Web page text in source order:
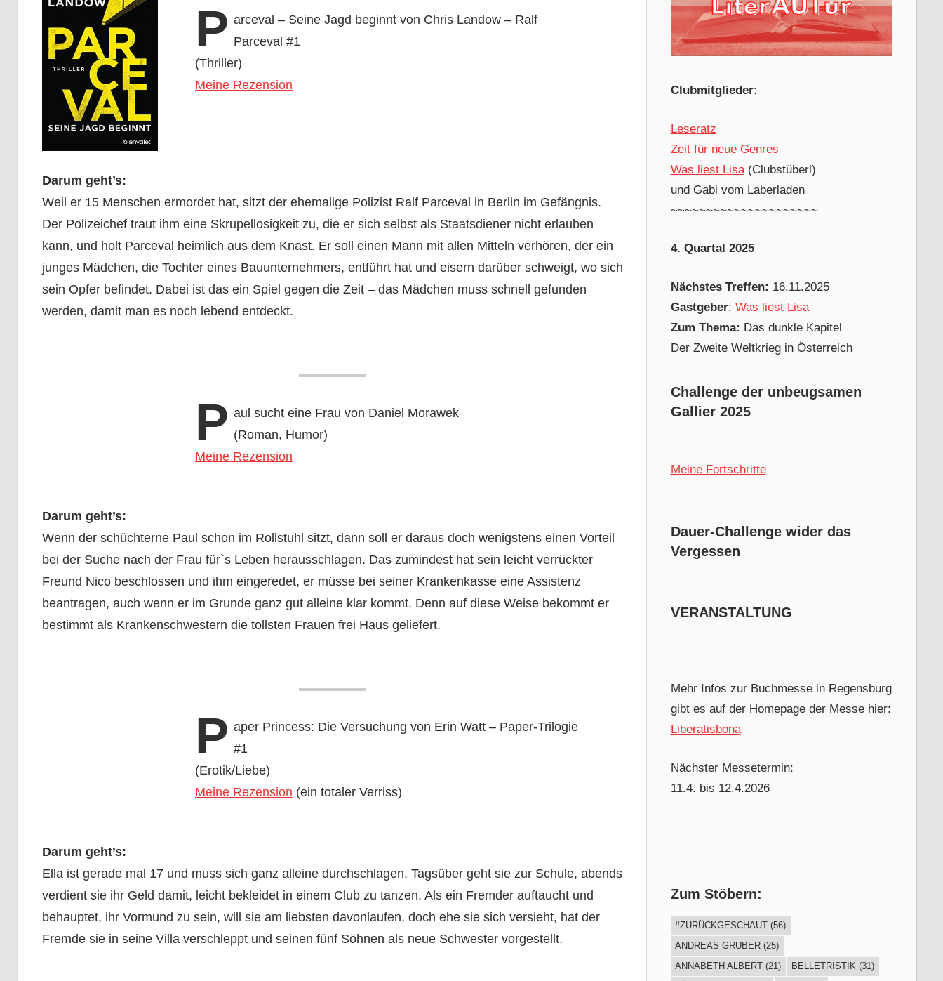
P arceval – Seine Jagd beginnt von Chris Landow – Ralf
Parceval #1
(Thriller)
Meine Rezension
Darum geht’s:
Weil er 15 Menschen ermordet hat, sitzt der ehemalige Polizist Ralf Parceval in Berlin im Gefängnis.
Der Polizeichef traut ihm eine Skrupellosigkeit zu, die er sich selbst als Staatsdiener nicht erlauben
kann, und holt Parceval heimlich aus dem Knast. Er soll einen Mann mit allen Mitteln verhören, der ein
junges Mädchen, die Tochter eines Bauunternehmers, entführt hat und eisern darüber schweigt, wo sich
sein Opfer befindet. Dabei ist das ein Spiel gegen die Zeit – das Mädchen muss schnell gefunden
werden, damit man es noch lebend entdeckt.
P aul sucht eine Frau von Daniel Morawek
(Roman, Humor)
Meine Rezension
Darum geht’s:
Wenn der schüchterne Paul schon im Rollstuhl sitzt, dann soll er daraus doch wenigstens einen Vorteil
bei der Suche nach der Frau für`s Leben herausschlagen. Das zumindest hat sein leicht verrückter
Freund Nico beschlossen und ihm eingeredet, er müsse bei seiner Krankenkasse eine Assistenz
beantragen, auch wenn er im Grunde ganz gut alleine klar kommt. Denn auf diese Weise bekommt er
bestimmt als Krankenschwestern die tollsten Frauen frei Haus geliefert.
P aper Princess: Die Versuchung von Erin Watt – Paper-Trilogie
#1
(Erotik/Liebe)
Meine Rezension (ein totaler Verriss)
Darum geht’s:
Ella ist gerade mal 17 und muss sich ganz alleine durchschlagen. Tagsüber geht sie zur Schule, abends
verdient sie ihr Geld damit, leicht bekleidet in einem Club zu tanzen. Als ein Fremder auftaucht und
behauptet, ihr Vormund zu sein, will sie am liebsten davonlaufen, doch ehe sie sich versieht, hat der
Fremde sie in seine Villa verschleppt und seinen fünf Söhnen als neue Schwester vorgestellt.
Clubmitglieder:
Leseratz
Zeit für neue Genres
Was liest Lisa(Clubstüberl)
und Gabi vom Laberladen
~~~~~~~~~~~~~~~~~~~~~
4. Quartal 2025
Nächstes Treffen: 16.11.2025
Gastgeber: Was liest Lisa
Zum Thema: Das dunkle Kapitel
Der Zweite Weltkrieg in Österreich
Challenge der unbeugsamen
Gallier 2025
Meine Fortschritte
Dauer-Challenge wider das
Vergessen
VERANSTALTUNG
Mehr Infos zur Buchmesse in Regensburg
gibt es auf der Homepage der Messe hier:
Liberatisbona
Nächster Messetermin:
11.4. bis 12.4.2026
Zum Stöbern:
#ZURÜCKGESCHAUT (56)
ANDREAS GRUBER (25)
ANNABETH ALBERT (21) BELLETRISTIK (31)